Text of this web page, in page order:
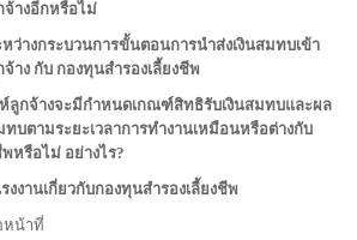
จ้างอีกหรือไม่
ว่างกระบวนการขั้นตอนการนำส่งเงินสมทบเข้า
าง กับ กองทุนสำรองเลี้ยงชีพ
ห์ลูกจ้างจะมีกำหนดเกณฑ์สิทธิรับเงินสมทบและผล
บตามระยะเวลาการทำงานเหมือนหรือต่างกับ
หรือไม่ อย่างไร?
งานเกี่ยวกับกองทุนสำรองเลี้ยงชีพ
หน้าที่